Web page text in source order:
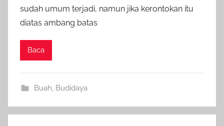
sudah umum terjadi, namun jika kerontokan itu
diatas ambang batas
Baca
Buah Budidaya